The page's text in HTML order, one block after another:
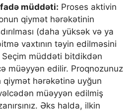
müddəti: Proses aktivin
qiymət hərəkətinin
(daha yüksək və ya
vaxtının təyin edilməsini
müddəti bitdikdən
müəyyən edilir. Proqnozunuz
qiymət hərəkətinə uyğun
müəyyən edilmiş
Əks halda, ilkin